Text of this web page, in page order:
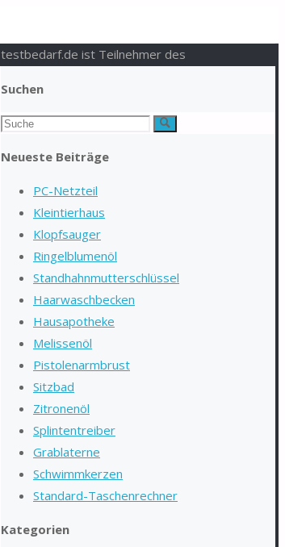
Suchen
Suchen
Suche
Neueste Beiträge
PC-Netzteil
Kleintierhaus
Klopfsauger
Ringelblumenöl
Standhahnmutterschlüssel
Haarwaschbecken
Hausapotheke
Melissenöl
Pistolenarmbrust
Sitzbad
Zitronenöl
Splintentreiber
Grablaterne
Schwimmkerzen
Standard-Taschenrechner
Kategorien
testbedarf.de ist Teilnehmer des